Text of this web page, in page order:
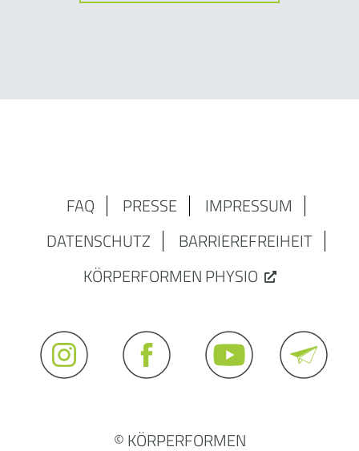
FAQ PRESSE
IMPRESSUM
DATENSCHUTZ
BARRIEREFREIHEIT
KÖRPERFORMEN PHYSIO
© KÖRPERFORMEN